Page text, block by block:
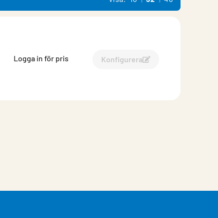
Logga in för pris Konfigurera
Konfigurera Rektangulär